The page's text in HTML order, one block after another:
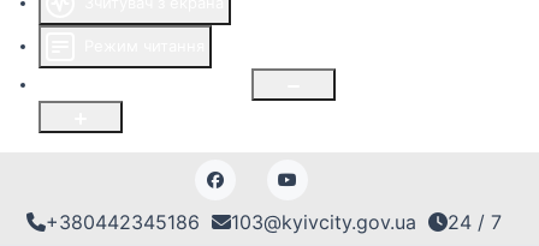
+380442345186 103@kyivcity.gov.ua 24 / 7